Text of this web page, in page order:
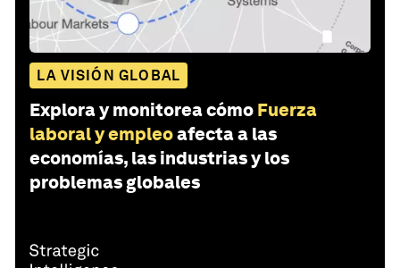
LA VISIÓN GLOBAL
Explora y monitorea cómo Fuerza
laboral y empleoafecta a las
economías, las industrias y los
problemas globales